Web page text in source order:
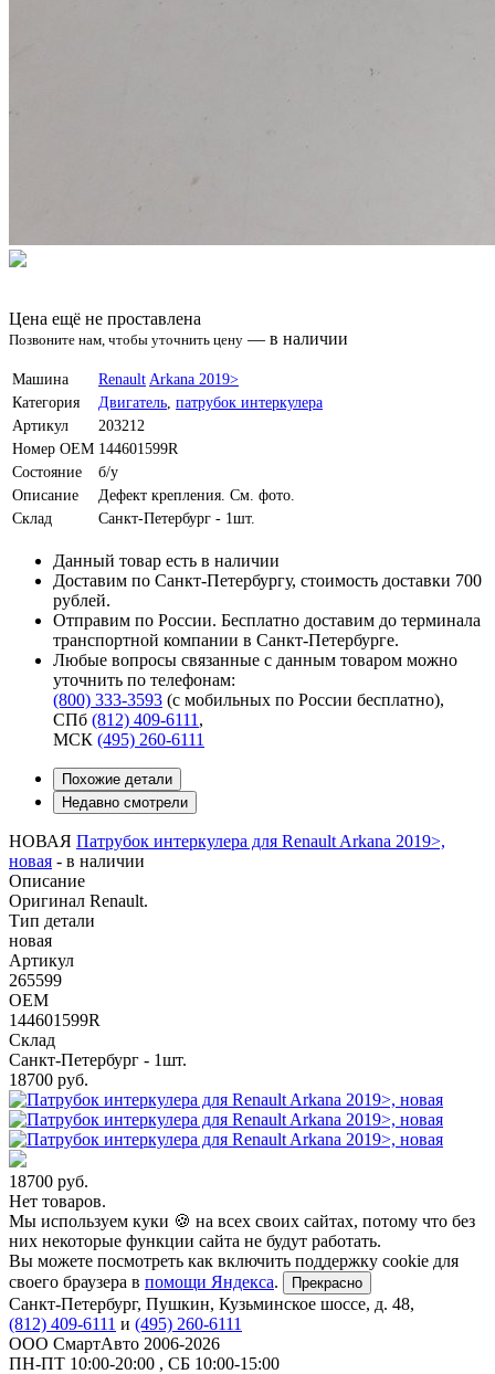
Цена ещё не проставлена
Позвоните нам, чтобы уточнить цену — в наличии
Машина Renault Arkana 2019>
Категория
Двигатель патрубок интеркулера
Артикул
203212
Номер OEM 144601599R
Состояние
б/у
Описание
Дефект крепления. См. фото.
Склад
Санкт-Петербург - 1шт.
Данный товар есть в наличии
Доставим по Санкт-Петербургу, стоимость доставки 700
рублей.
Отправим по России. Бесплатно доставим до терминала
транспортной компании в Санкт-Петербурге.
Любые вопросы связанные с данным товаром можно
уточнить по телефонам:
(800) 333-3593 (с мобильных по России бесплатно),
СПб (812) 409-6111 ,
МСК (495) 260-6111
Похожие детали
Недавно смотрели
НОВАЯ Патрубок интеркулера для Renault Arkana 2019>,
новая - в наличии
Описание
Оригинал Renault.
Тип детали
новая
Артикул
265599
OEM
144601599R
Склад
Санкт-Петербург - 1шт.
18700 руб.
18700 руб.
Нет товаров.
Мы используем куки 🍪 на всех своих сайтах, потому что без
них некоторые функции сайта не будут работать.
Вы можете посмотреть как включить поддержку cookie для
своего браузера в помощи Яндекса. Прекрасно
Санкт-Петербург, Пушкин, Кузьминское шоссе, д. 48,
(812) 409-6111 и (495) 260-6111
ООО СмартАвто 2006-2026
ПН-ПТ 10:00-20:00 , СБ 10:00-15:00